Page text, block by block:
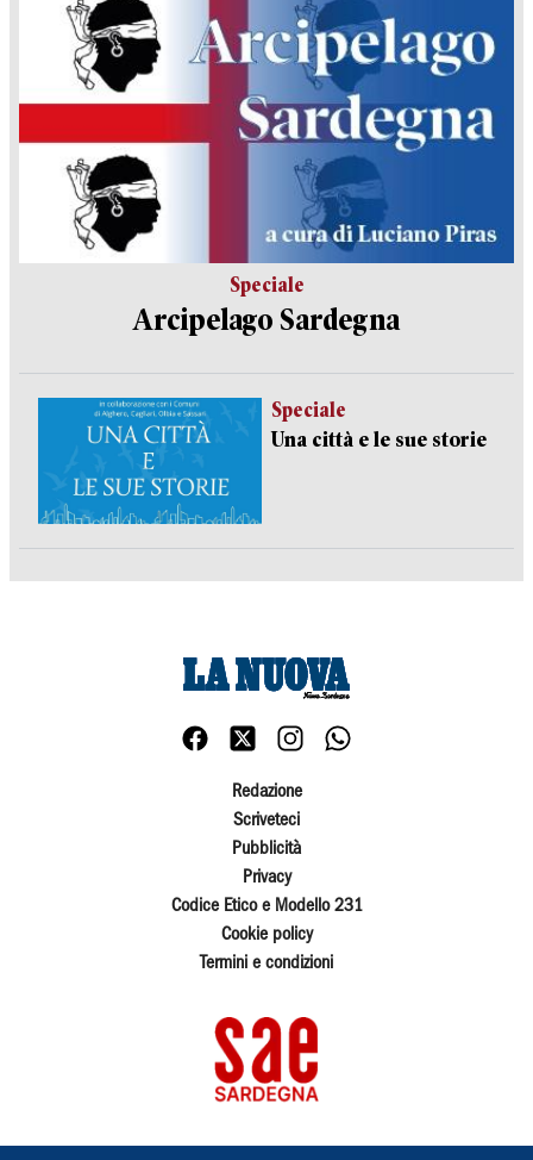
Speciale
Arcipelago Sardegna
Speciale
Una città e le sue storie
Redazione
Scriveteci
Pubblicità
Privacy
Codice Etico e Modello 231
Cookie policy
Termini e condizioni